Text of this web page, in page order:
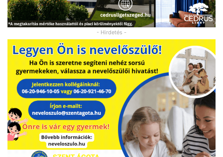
- Hirdetés -